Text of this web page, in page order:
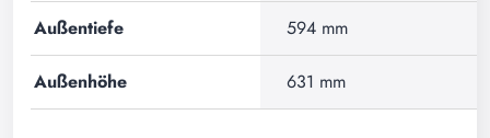
Außentiefe 594 mm
Außenhöhe 631 mm